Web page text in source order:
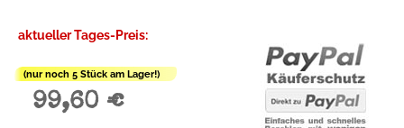
aktueller Tages-Preis:
(nur noch 5 Stück am Lager!)
99,60 €